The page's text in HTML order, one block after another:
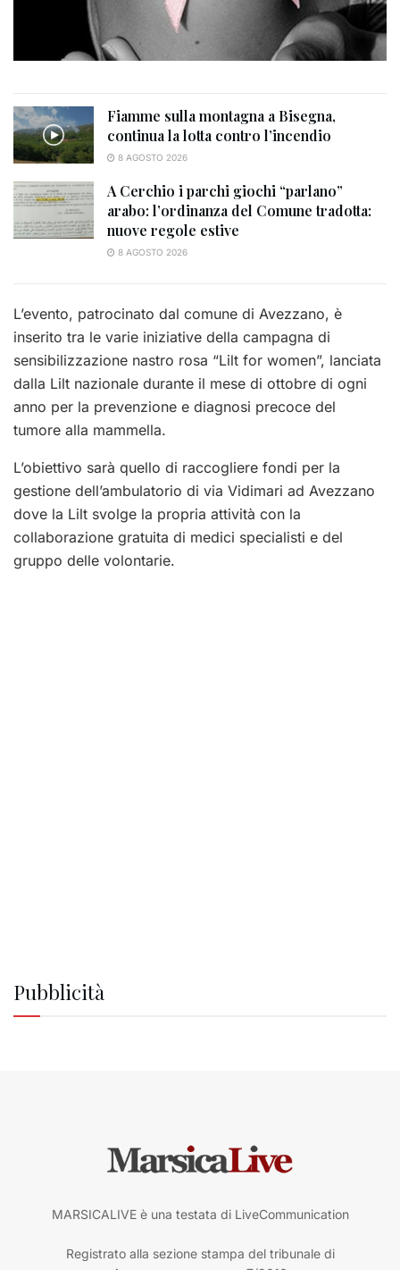
Fiamme sulla montagna a Bisegna,
continua la lotta contro l’incendio
8 AGOSTO 2026
A Cerchio i parchi giochi “parlano”
arabo: l’ordinanza del Comune tradotta:
nuove regole estive
8 AGOSTO 2026
L’evento, patrocinato dal comune di Avezzano, è
inserito tra le varie iniziative della campagna di
sensibilizzazione nastro rosa “Lilt for women”, lanciata
dalla Lilt nazionale durante il mese di ottobre di ogni
anno per la prevenzione e diagnosi precoce del
tumore alla mammella.
L’obiettivo sarà quello di raccogliere fondi per la
gestione dell’ambulatorio di via Vidimari ad Avezzano
dove la Lilt svolge la propria attività con la
collaborazione gratuita di medici specialisti e del
gruppo delle volontarie.
Pubblicità
MARSICALIVE è una testata di LiveCommunication
Registrato alla sezione stampa del tribunale di